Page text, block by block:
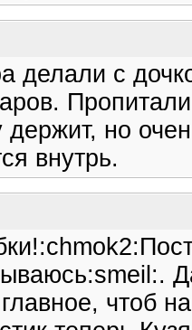
делали с
но
внутрь.
чтоб